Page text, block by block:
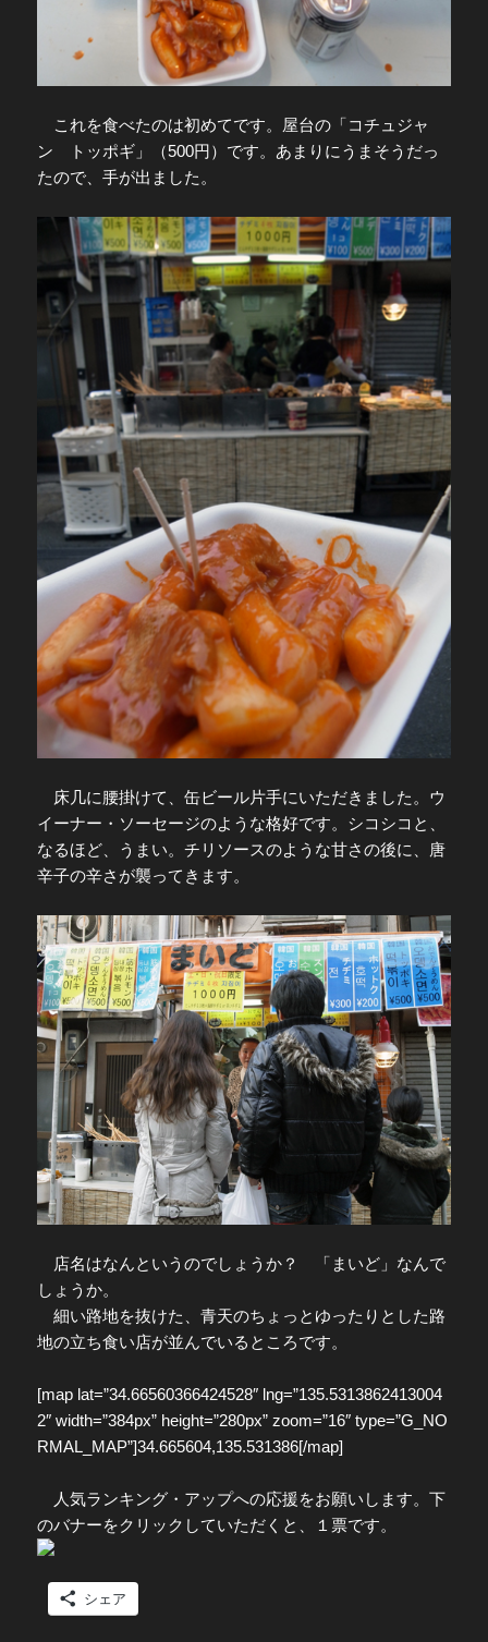
これを食べたのは初めてです。屋台の「コチュジャ
ン トッポギ」（500円）です。あまりにうまそうだっ
たので、手が出ました。
床几に腰掛けて、缶ビール片手にいただきました。ウ
イーナー・ソーセージのような格好です。シコシコと、
なるほど、うまい。チリソースのような甘さの後に、唐
辛子の辛さが襲ってきます。
店名はなんというのでしょうか？ 「まいど」なんで
しょうか。
細い路地を抜けた、青天のちょっとゆったりとした路
地の立ち食い店が並んでいるところです。
[map lat=”34.66560366424528″ lng=”135.5313862413004
2″ width=”384px” height=”280px” zoom=”16″ type=”G_NO
RMAL_MAP”]34.665604,135.531386[/map]
人気ランキング・アップへの応援をお願いします。下
のバナーをクリックしていただくと、１票です。
シェア